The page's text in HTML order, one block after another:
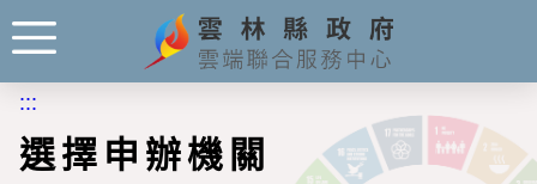
:::
選擇申辦機關